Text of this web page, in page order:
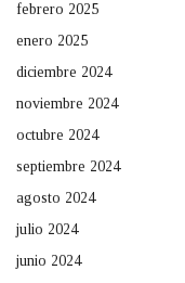
febrero 2025
enero 2025
diciembre 2024
noviembre 2024
octubre 2024
septiembre 2024
agosto 2024
julio 2024
junio 2024